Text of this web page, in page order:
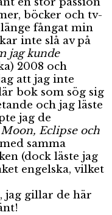
böcker och tv-
fångat min
inte slå av på
jag kunde
2008 och
att jag inte
bok som sög sig
och jag läste
jag de
Eclipse och
samma
(dock läste jag
engelska, vilket
jag gillar de här